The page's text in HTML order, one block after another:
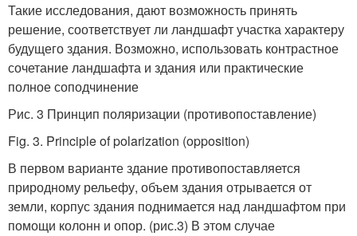
Такие исследования, дают возможность принять
решение, соответствует ли ландшафт участка характеру
будущего здания. Возможно, использовать контрастное
сочетание ландшафта и здания или практические
полное соподчинение
Рис. 3 Принцип поляризации (противопоставление)
Fig. 3. Principle of polarization (opposition)
В первом варианте здание противопоставляется
природному рельефу, объем здания отрывается от
земли, корпус здания поднимается над ландшафтом при
помощи колонн и опор. (рис.3) В этом случае